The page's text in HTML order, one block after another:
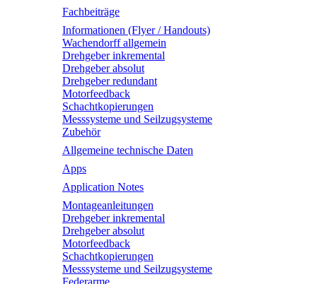
Fachbeiträge
Informationen (Flyer / Handouts)
Wachendorff allgemein
Drehgeber inkremental
Drehgeber absolut
Drehgeber redundant
Motorfeedback
Schachtkopierungen
Messsysteme und Seilzugsysteme
Zubehör
Allgemeine technische Daten
Apps
Application Notes
Montageanleitungen
Drehgeber inkremental
Drehgeber absolut
Motorfeedback
Schachtkopierungen
Messsysteme und Seilzugsysteme
Federarme